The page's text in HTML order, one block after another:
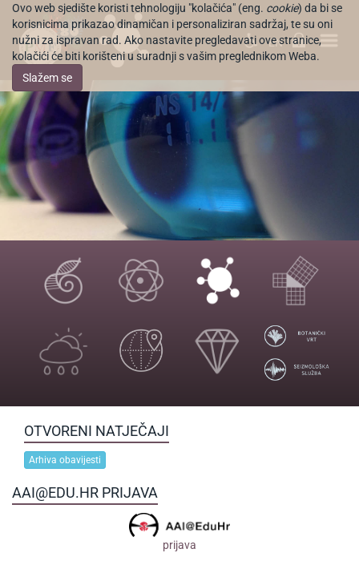
Ovo web sjedište koristi tehnologiju "kolačića" (eng. cookie) da bi se
korisnicima prikazao dinamičan i personaliziran sadržaj, te su oni
nužni za ispravan rad. Ako nastavite pregledavati ove stranice,
kolačići će biti korišteni u suradnji s vašim preglednikom Weba.
Slažem se
EN
OTVORENI NATJEČAJI
Arhiva obavijesti
AAI@EDU.HR PRIJAVA
prijava